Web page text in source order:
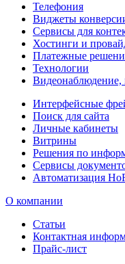
Телефония
Виджеты
Сервисы для
Хостинги и
Платежные
Технологии
Видеонаблюдение,
Интерфейсные
Поиск для сайта
Личные кабинеты
Витрины
Решения по
Сервисы
Автоматизация
О компании
Статьи
Контактная
Прайс-лист